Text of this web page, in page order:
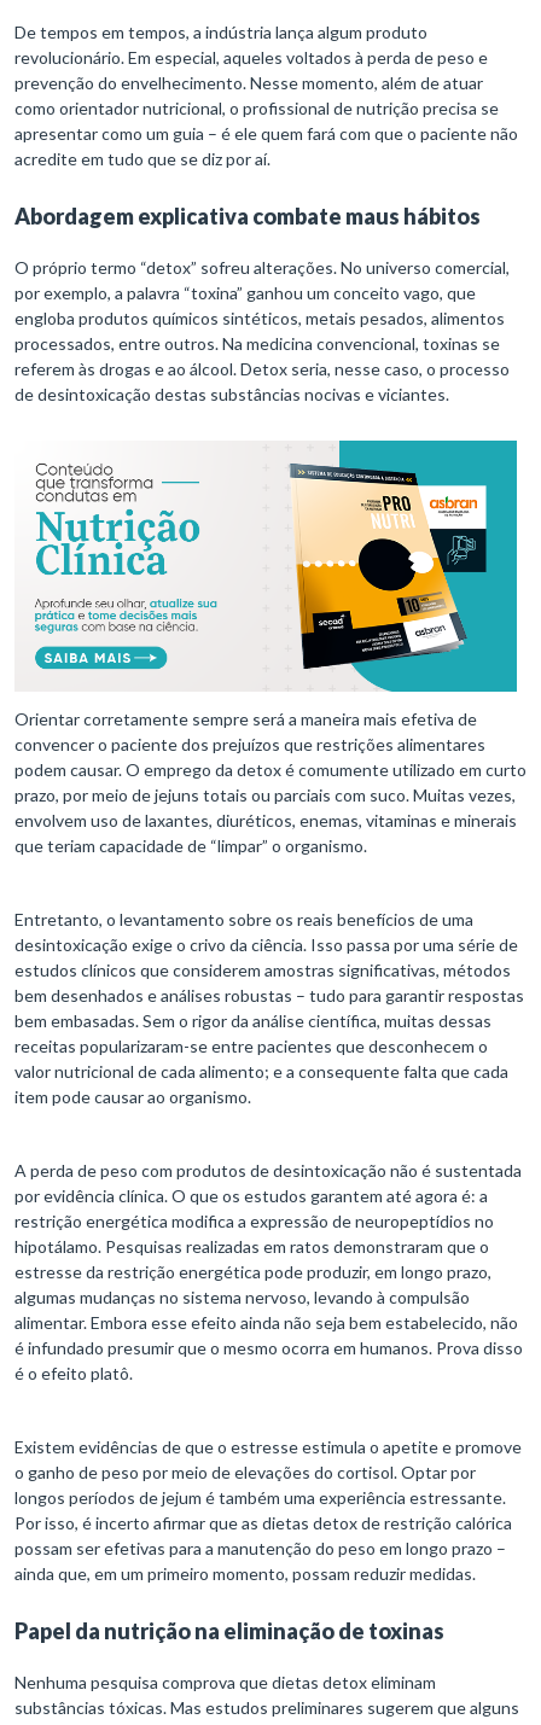
De tempos em tempos, a indústria lança algum produto
revolucionário. Em especial, aqueles voltados à perda de peso e
prevenção do envelhecimento. Nesse momento, além de atuar
como orientador nutricional, o profissional de nutrição precisa se
apresentar como um guia – é ele quem fará com que o paciente não
acredite em tudo que se diz por aí.
Abordagem explicativa combate maus hábitos
O próprio termo “detox” sofreu alterações. No universo comercial,
por exemplo, a palavra “toxina” ganhou um conceito vago, que
engloba produtos químicos sintéticos, metais pesados, alimentos
processados, entre outros. Na medicina convencional, toxinas se
referem às drogas e ao álcool. Detox seria, nesse caso, o processo
de desintoxicação destas substâncias nocivas e viciantes.
Orientar corretamente sempre será a maneira mais efetiva de
convencer o paciente dos prejuízos que restrições alimentares
podem causar. O emprego da detox é comumente utilizado em curto
prazo, por meio de jejuns totais ou parciais com suco. Muitas vezes,
envolvem uso de laxantes, diuréticos, enemas, vitaminas e minerais
que teriam capacidade de “limpar” o organismo.
Entretanto, o levantamento sobre os reais benefícios de uma
desintoxicação exige o crivo da ciência. Isso passa por uma série de
estudos clínicos que considerem amostras significativas, métodos
bem desenhados e análises robustas – tudo para garantir respostas
bem embasadas. Sem o rigor da análise científica, muitas dessas
receitas popularizaram-se entre pacientes que desconhecem o
valor nutricional de cada alimento; e a consequente falta que cada
item pode causar ao organismo.
A perda de peso com produtos de desintoxicação não é sustentada
por evidência clínica. O que os estudos garantem até agora é: a
restrição energética modifica a expressão de neuropeptídios no
hipotálamo. Pesquisas realizadas em ratos demonstraram que o
estresse da restrição energética pode produzir, em longo prazo,
algumas mudanças no sistema nervoso, levando à compulsão
alimentar. Embora esse efeito ainda não seja bem estabelecido, não
é infundado presumir que o mesmo ocorra em humanos. Prova disso
é o efeito platô.
Existem evidências de que o estresse estimula o apetite e promove
o ganho de peso por meio de elevações do cortisol. Optar por
longos períodos de jejum é também uma experiência estressante.
Por isso, é incerto afirmar que as dietas detox de restrição calórica
possam ser efetivas para a manutenção do peso em longo prazo –
ainda que, em um primeiro momento, possam reduzir medidas.
Papel da nutrição na eliminação de toxinas
Nenhuma pesquisa comprova que dietas detox eliminam
substâncias tóxicas. Mas estudos preliminares sugerem que alguns